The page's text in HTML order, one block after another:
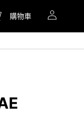
購物車